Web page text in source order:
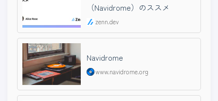
（Navidrome）のススメ
zenn.dev
Navidrome
www.navidrome.org